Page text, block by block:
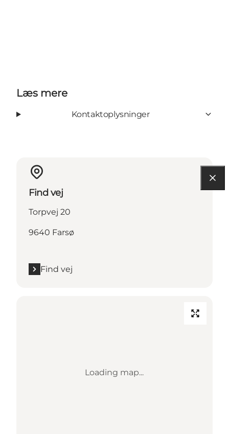
Læs mere
Kontaktoplysninger
Find vej
Torpvej 20
9640 Farsø
Find vej
Loading map...